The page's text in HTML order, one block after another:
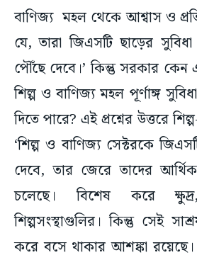
বাণিজ্য মহল থেকে আশ্বাস ও
যে, তারা জিএসটি ছাড়ের
পৌঁছে দেবে।’ কিন্তু সরকার কেন
শিল্প ও বাণিজ্য মহল পূর্ণাঙ্গ
দিতে পারে? এই প্রশ্নের উত্তরে
‘শিল্প ও বাণিজ্য সেক্টরকে
দেবে, তার জেরে তাদের
চলেছে। বিশেষ করে
শিল্পসংস্থাগুলির। কিন্তু সেই
করে বসে থাকার আশঙ্কা রয়েছে।